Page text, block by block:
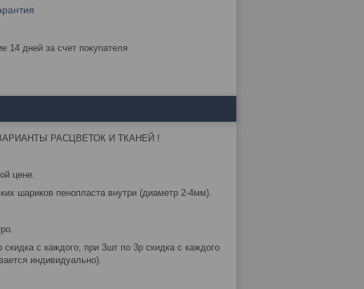
14 дней за счет покупателя
РАСЦВЕТОК И ТКАНЕЙ !
цене.
шариков пенопласта внутри (диаметр 2-4мм).
с каждого, при 3шт по 3р скидка с каждого
индивидуально).